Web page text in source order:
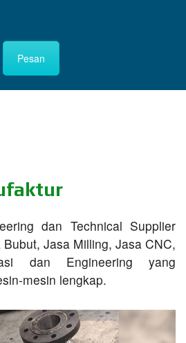
Pesan
dan Technical Supplier
Jasa Milling, Jasa CNC,
dan Engineering yang
mesin lengkap.